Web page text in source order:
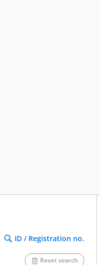
ID / Registration no.
Reset search